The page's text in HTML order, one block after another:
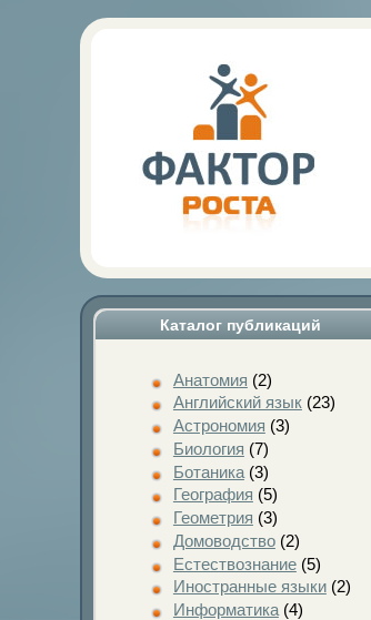
Каталог публикаций
Анатомия (2)
Английский язык(23)
Астрономия (3)
Биология (7)
Ботаника(3)
География (5)
Геометрия (3)
Домоводство(2)
Естествознание(5)
Иностранные языки(2)
Информатика(4)